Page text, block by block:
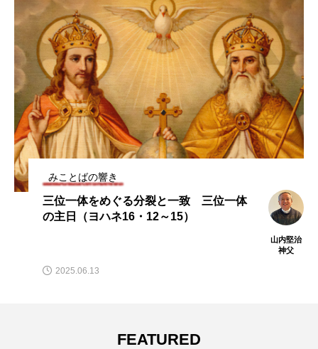
みことばの響き
三位一体をめぐる分裂と一致 三位一体
の主日（ヨハネ16・12～15）
山内堅治
神父
2025.06.13
FEATURED